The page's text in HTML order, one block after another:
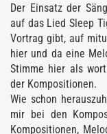
Der Einsatz der
auf das Lied Sleep
Vortrag gibt, auf
hier und da eine
Stimme hier als
der Kompositionen.
Wie schon
mir bei den
Kompositionen,